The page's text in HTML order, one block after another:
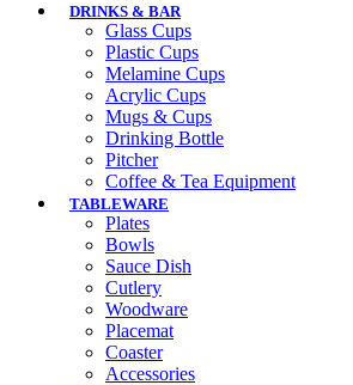
DRINKS & BAR
Glass Cups
Plastic Cups
Melamine Cups
Acrylic Cups
Mugs & Cups
Drinking Bottle
Pitcher
Coffee & Tea Equipment
TABLEWARE
Plates
Bowls
Sauce Dish
Cutlery
Woodware
Placemat
Coaster
Accessories